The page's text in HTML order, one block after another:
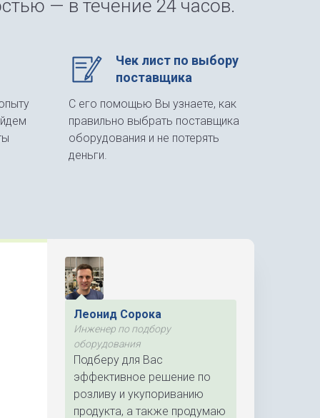
— в течение 24 часов.
Чек лист по выбору
поставщика
С его помощью Вы узнаете, как
правильно выбрать поставщика
оборудования и не потерять
деньги.
Леонид Сорока
Инженер по подбору
оборудования
Подберу для Вас
эффективное решение по
розливу и укупориванию
продукта, а также продумаю